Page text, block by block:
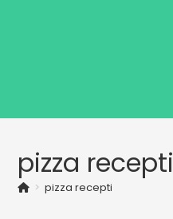
pizza recepti
> pizza recepti